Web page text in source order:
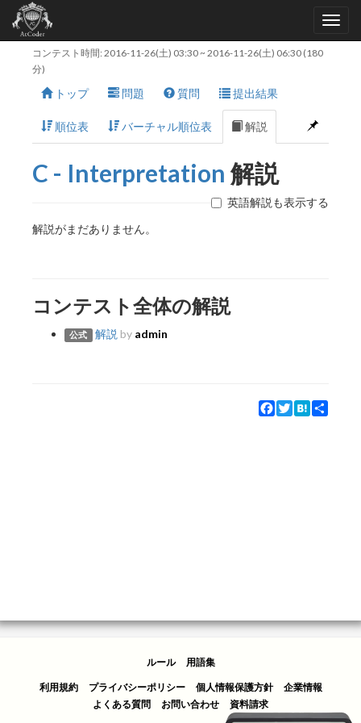
コンテスト時間: 2016-11-26(土) 03:30~ 2016-11-26(土) 06:30 (180
分)
トップ 問題 質問 提出結果
順位表 バーチャル順位表 解説
C - Interpretation 解説
英語解説も表示する
解説がまだありません。
コンテスト全体の解説
公式 解説 by admin
Facebook
Twitter
Hatena
ルール 用語集
利用規約 プライバシーポリシー 個人情報保護方針
企業情報
よくある質問
お問い合わせ 資料請求